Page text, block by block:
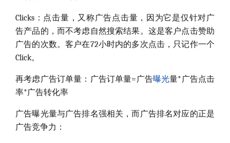
Clicks：点击量，又称广告点击量，因为它是仅针对广
告产品的，而不考虑自然搜索结果。这是客户点击赞助
广告的次数。客户在72小时内的多次点击，只记作一个
Click。
再考虑广告订单量：广告订单量=广告曝光量*广告点击
率*广告转化率
广告曝光量与广告排名强相关，而广告排名对应的正是
广告竞争力：